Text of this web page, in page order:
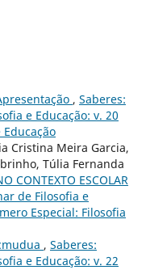
, Saberes:
e Educação: v. 20
Educação
Cristina Meira Garcia,
Túlia Fernanda
CONTEXTO ESCOLAR
de Filosofia e
Especial: Filosofia
, Saberes:
e Educação: v. 22